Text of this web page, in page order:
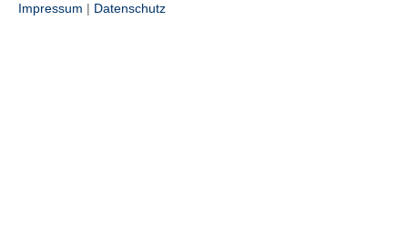
Impressum | Datenschutz